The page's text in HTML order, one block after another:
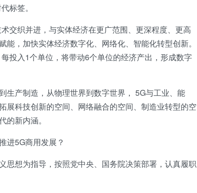
标签。
交织并进，与实体经济在更广范围、更深程度、更高
，加快实体经济数字化、网络化、智能化转型创新。
投入1个单位，将带动6个单位的经济产出，形成数字
生产制造，从物理世界到数字世界， 5G与工业、能
展科技创新的空间、网络融合的空间、制造业转型的空
新内涵。
进5G商用发展？
思想为指导，按照党中央、国务院决策部署，认真履职